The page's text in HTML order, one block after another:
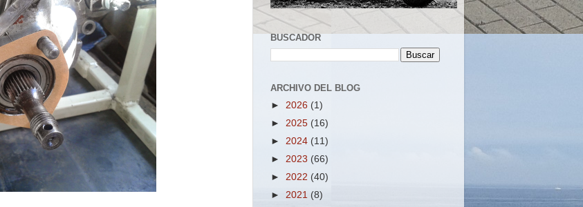
BUSCADOR
ARCHIVO DEL BLOG
► 2026 (1)
► 2025 (16)
► 2024 (11)
► 2023 (66)
► 2022 (40)
► 2021 (8)